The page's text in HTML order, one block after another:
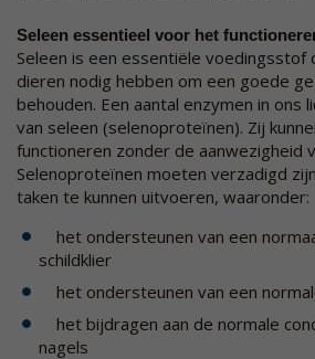
Seleen essentieel voor het
Seleen is een essentiële voedingsstof
dieren nodig hebben om een goede
behouden. Een aantal enzymen in ons
van seleen (selenoproteïnen). Zij
functioneren zonder de aanwezigheid
Selenoproteïnen moeten verzadigd
taken te kunnen uitvoeren, waaronder:
het ondersteunen van een
schildklier
het ondersteunen van een
het bijdragen aan de normale
nagels